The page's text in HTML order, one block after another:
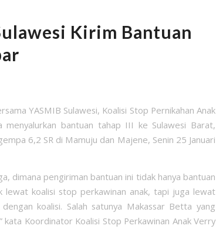
Kirim Bantuan
YASMIB Sulawesi, Koalisi Stop Pernikahan Anak
menyalurkan bantuan tahap III ke Sulawesi Barat,
6,2 SR di Mamuju dan Majene, Senin 25 Januari
dimana pengiriman bantuan ini tidak hanya bantuan
lewat koalisi stop perkawinan anak, tapi juga lewat
koalisi. Salah satunya Makassar Betta yang
kata Koordinator Koalisi Stop Perkawinan Anak Verry